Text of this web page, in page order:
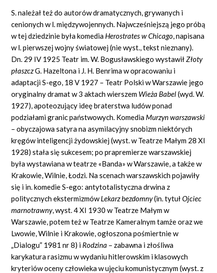
S. należał też do autorów dramatycznych, grywanych i
cenionych w l. międzywojennych. Najwcześniejszą jego próbą
w tej dziedzinie była komedia Herostrates w Chicago,napisana
w l. pierwszej wojny światowej (nie wyst., tekst nieznany).
Dn. 29 IV 1925 Teatr im. W. Bogusławskiego wystawiłZłoty
płaszczG. Hazeltona i J. H. Benrima w opracowaniu i
adaptacji S-ego, 18 V 1927 – Teatr Polski w Warszawie jego
oryginalny dramat w 3 aktach wierszem Wieża Babel(wyd. W.
1927), apoteozujący ideę braterstwa ludów ponad
podziałami granic państwowych. Komedia Murzyn warszawski
– obyczajowa satyra na asymilacyjny snobizm niektórych
kręgów inteligencji żydowskiej (wyst. w Teatrze Małym 28 XI
1928) stała się sukcesem; po prapremierze warszawskiej
była wystawiana w teatrze «Banda» w Warszawie, a także w
Krakowie, Wilnie, Łodzi. Na scenach warszawskich pojawiły
się i in. komedie S-ego: antytotalistyczna drwina z
politycznych ekstermizmówLekarz bezdomny(in. tytułOjciec
marnotrawny,wyst. 4 XI 1930 w Teatrze Małym w
Warszawie, potem też w Teatrze Kameralnym tamże oraz we
Lwowie, Wilnie i Krakowie, ogłoszona pośmiertnie w
„Dialogu” 1981 nr 8) i Rodzina – zabawna i złośliwa
karykatura rasizmu w wydaniu hitlerowskim i klasowych
kryteriów oceny człowieka w ujęciu komunistycznym (wyst. z